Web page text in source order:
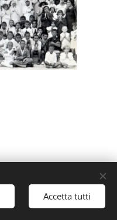
Accetta tutti